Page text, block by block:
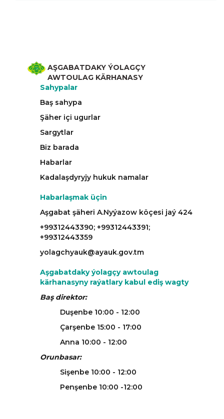
AŞGABATDAKY ÝOLAGÇY
AWTOULAG KÄRHANASY
Sahypalar
Baş sahypa
Şäher içi ugurlar
Sargytlar
Biz barada
Habarlar
Kadalaşdyryjy hukuk namalar
Habarlaşmak üçin
Aşgabat şäheri A.Nyýazow köçesi jaý 424
+99312443390; +99312443391;
+99312443359
yolagchyauk@ayauk.gov.tm
Aşgabatdaky ýolagçy awtoulag
kärhanasyny raýatlary kabul ediş wagty
Baş direktor:
Duşenbe 10:00 - 12:00
Çarşenbe 15:00 - 17:00
Anna 10:00 - 12:00
Orunbasar:
Sişenbe 10:00 - 12:00
Penşenbe 10:00 -12:00